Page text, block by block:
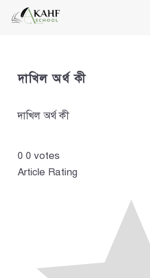
দাখিল অর্থ কী
দাখিল অর্থ কী
0 0 votes
Article Rating